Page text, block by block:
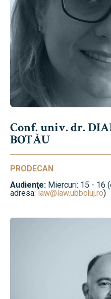
Conf. univ. dr.
BOTĂU
PRODECAN
Audienţe: Miercuri: 15 - 16
adresa: law@law.ubbcluj.ro)